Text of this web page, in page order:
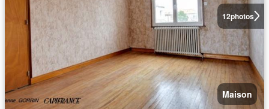
12photos
Maison